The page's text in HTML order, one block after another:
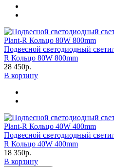
Подвесной светодиодный
R Кольцо 80W 800mm
28 450р.
В корзину
Подвесной светодиодный
R Кольцо 40W 400mm
18 350р.
В корзину